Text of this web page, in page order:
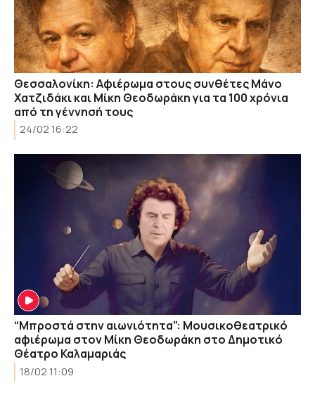
Θεσσαλονίκη: Αφιέρωμα στους συνθέτες Μάνο
Χατζιδάκι και Μίκη Θεοδωράκη για τα 100 χρόνια
από τη γέννησή τους
24/02 16:22
“Μπροστά στην αιωνιότητα”: Μουσικοθεατρικό
αφιέρωμα στον Μίκη Θεοδωράκη στο Δημοτικό
Θέατρο Καλαμαριάς
18/02 11:09